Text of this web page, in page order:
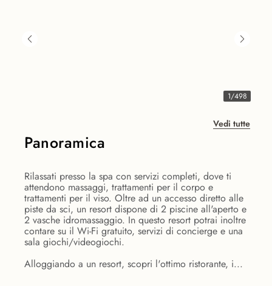
1/498
Vedi tutte
Panoramica
Rilassati presso la spa con servizi completi, dove ti
attendono massaggi, trattamenti per il corpo e
trattamenti per il viso. Oltre ad un accesso diretto alle
piste da sci, un resort dispone di 2 piscine all'aperto e
2 vasche idromassaggio. In questo resort potrai inoltre
contare su il Wi-Fi gratuito, servizi di concierge e una
sala giochi/videogiochi.
Alloggiando a un resort, scopri l'ottimo ristorante, i...